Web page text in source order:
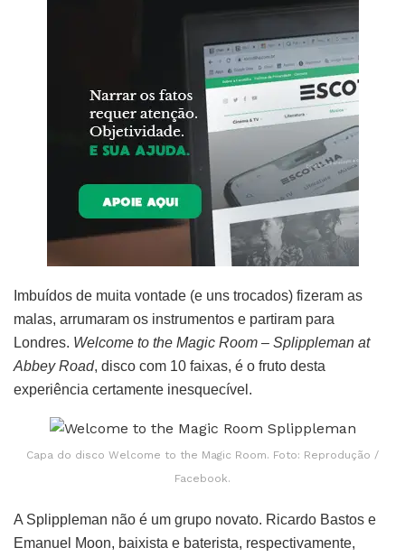
Imbuídos de muita vontade (e uns trocados) fizeram as
malas, arrumaram os instrumentos e partiram para
Londres. Welcome to the Magic Room – Splippleman at
Abbey Road, disco com 10 faixas, é o fruto desta
experiência certamente inesquecível.
Capa do disco Welcome to the Magic Room. Foto: Reprodução /
Facebook.
A Splippleman não é um grupo novato. Ricardo Bastos e
Emanuel Moon, baixista e baterista, respectivamente,